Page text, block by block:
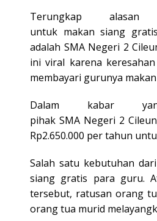
Terungkap
untuk makan siang
adalah SMA Negeri 2
ini viral karena
membayari gurunya
Dalam kabar
pihak SMA Negeri 2
Rp2.650.000 per tahun
Salah satu kebutuhan
siang gratis para guru.
tersebut, ratusan orang
orang tua murid